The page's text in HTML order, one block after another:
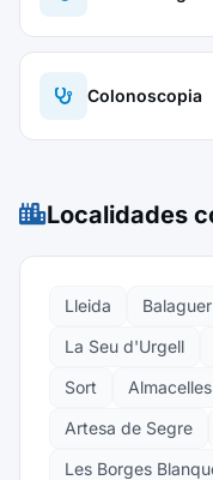
Colonoscopia
Localidades
Lleida Balaguer
La Seu d'Urgell
Sort
Almacelles
Artesa de Segre
Les Borges